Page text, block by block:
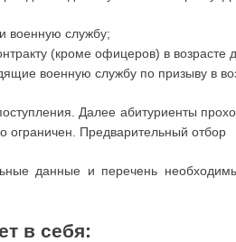
военную службу;
(кроме офицеров) в возрасте
военную службу по призыву в
Далее абитуриенты
ограничен. Предварительный отбор
данные и перечень
в себя: